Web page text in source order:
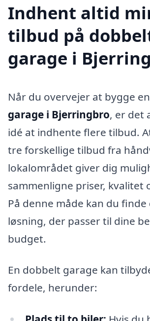
Indhent altid
tilbud på
garage i
Når du overvejer at bygge en
garage i Bjerringbro, er det
idé at indhente flere tilbud.
tre forskellige tilbud fra
lokalområdet giver dig
sammenligne priser, kvalitet
På denne måde kan du
løsning, der passer til dine
budget.
En dobbelt garage kan
fordele, herunder: